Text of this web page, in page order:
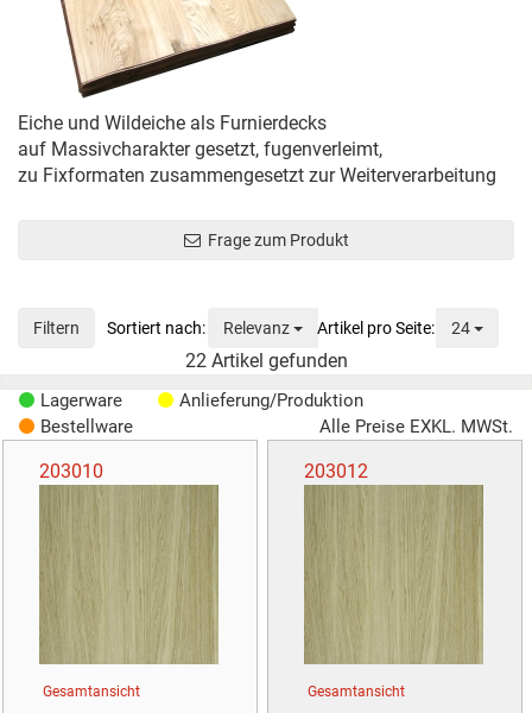
Eiche und Wildeiche als Furnierdecks
auf Massivcharakter gesetzt, fugenverleimt,
zu Fixformaten zusammengesetzt zur Weiterverarbeitung
Frage zum Produkt
Filtern Relevanz Sortierung 24
22 Artikel gefunden
Lagerware
Anlieferung/Produktion
Bestellware
Alle Preise EXKL. MWSt.
203010
Gesamtansicht
203012
Gesamtansicht